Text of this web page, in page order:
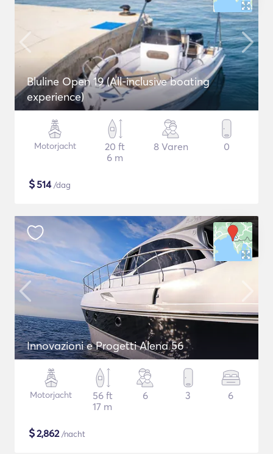
Bluline Open 19 (All-inclusive boating
experience)
Motorjacht
20 ft
6 m
8 Varen 0
$514/dag
Innovazioni e Progetti Alena 56
Motorjacht
56 ft
17 m
6 3 6
$2,862/nacht